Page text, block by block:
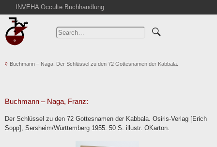
INVEHA Occulte Buchhandlung
Home
Advanced Search
Cart
Contact
Buchmann – Naga, Der Schlüssel zu den 72 Gottesnamen der Kabbala.
Buchmann – Naga, Franz:
Der Schlüssel zu den 72 Gottesnamen der Kabbala. Osiris-Verlag [Erich
Sopp], Sersheim/Württemberg 1955. 50 S. illustr. OKarton.